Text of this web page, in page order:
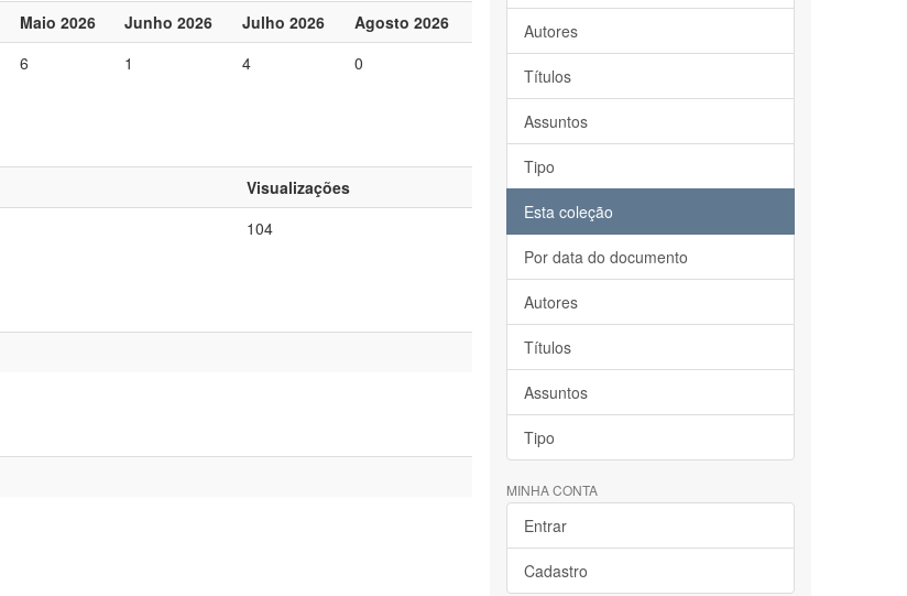
Maio 2026 Junho 2026 Julho 2026
Agosto 2026
6 1 4 0
Visualizações
104
Autores
Títulos
Assuntos
Tipo
Esta coleção
Por data do documento
Autores
Títulos
Assuntos
Tipo
MINHA CONTA
Entrar
Cadastro